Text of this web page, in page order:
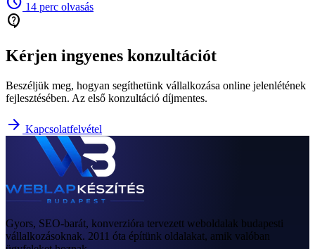
14 perc olvasás
contact_support
Kérjen ingyenes konzultációt
Beszéljük meg, hogyan segíthetünk vállalkozása online jelenlétének
fejlesztésében. Az első konzultáció díjmentes.
arrow_forward Kapcsolatfelvétel
Gyors, SEO-barát, konverzióra tervezett weboldalak budapesti
vállalkozásoknak. 2011 óta építünk oldalakat, amik valóban